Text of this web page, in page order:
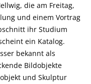
die am Freitag,
und einem Vortrag
ihr Studium
ein Katalog.
bekannt als
Bildobjekte
und Skulptur